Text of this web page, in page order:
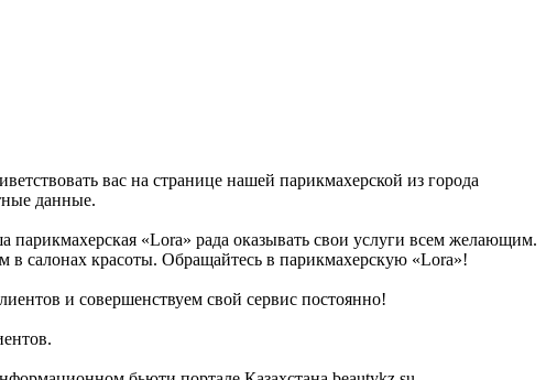
вас на странице нашей парикмахерской из города
данные.
парикмахерская «Lora» рада оказывать свои услуги всем желающим.
салонах красоты. Обращайтесь в парикмахерскую «Lora»!
и совершенствуем свой сервис постоянно!